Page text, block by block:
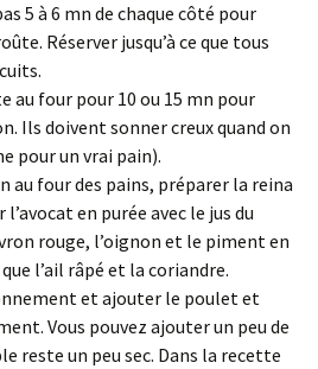
5 à 6 mn de chaque côté pour
Réserver jusqu’à ce que tous
au four pour 10 ou 15 mn pour
Ils doivent sonner creux quand on
pour un vrai pain).
au four des pains, préparer la reina
en purée avec le jus du
rouge, l’oignon et le piment en
l’ail râpé et la coriandre.
et ajouter le poulet et
Vous pouvez ajouter un peu de
reste un peu sec. Dans la recette